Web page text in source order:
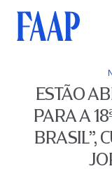
ESTÃO
PARA A
BRASIL”,